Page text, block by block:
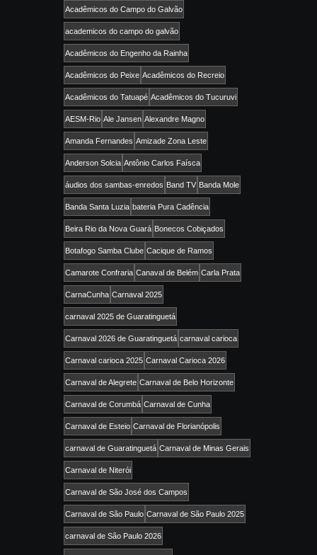
Acadêmicos do Campo do Galvão
academicos do campo do galvão
Acadêmicos do Engenho da Rainha
Acadêmicos do Peixe Acadêmicos do Recreio
Acadêmicos do Tatuapé Acadêmicos do Tucuruvi
AESM-Rio Ale Jansen Alexandre Magno
Amanda Fernandes Amizade Zona Leste
Anderson Solcia Antônio Carlos Faísca
áudios dos sambas-enredos Band TV Banda Mole
Banda Santa Luzia bateria Pura Cadência
Beira Rio da Nova Guará Bonecos Cobiçados
Botafogo Samba Clube Cacique de Ramos
Camarote Confraria Canaval de Belém Carla Prata
CarnaCunha Carnaval 2025
carnaval 2025 de Guaratinguetá
Carnaval 2026 de Guaratinguetá carnaval carioca
Carnaval carioca 2025 Carnaval Carioca 2026
Carnaval de Alegrete Carnaval de Belo Horizonte
Carnaval de Corumbá Carnaval de Cunha
Carnaval de Esteio Carnaval de Florianópolis
carnaval de Guaratinguetá Carnaval de Minas Gerais
Carnaval de Niterói
Carnaval de São José dos Campos
Carnaval de São Paulo Carnaval de São Paulo 2025
carnaval de São Paulo 2026